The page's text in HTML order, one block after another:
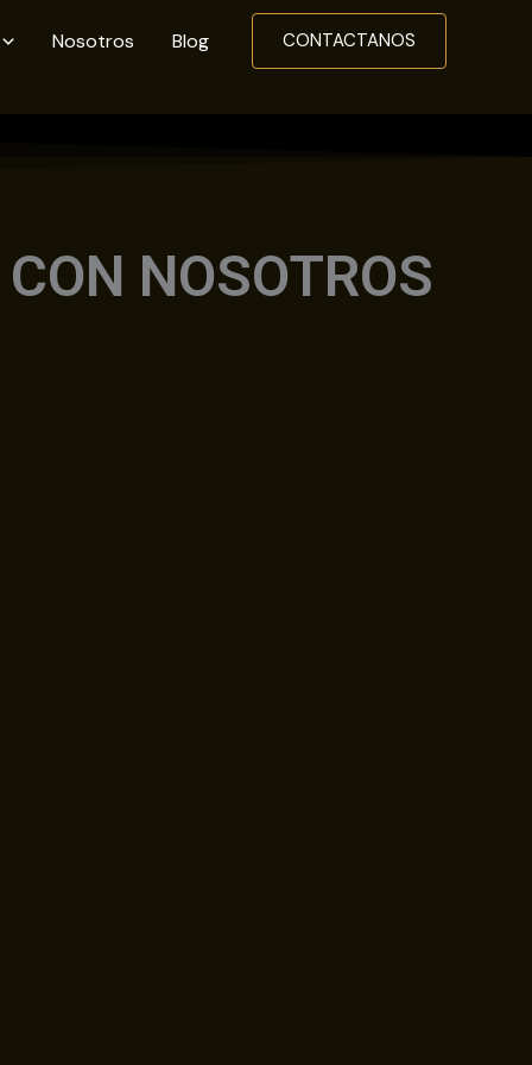
Nosotros Blog CONTACTANOS
NOSOTROS